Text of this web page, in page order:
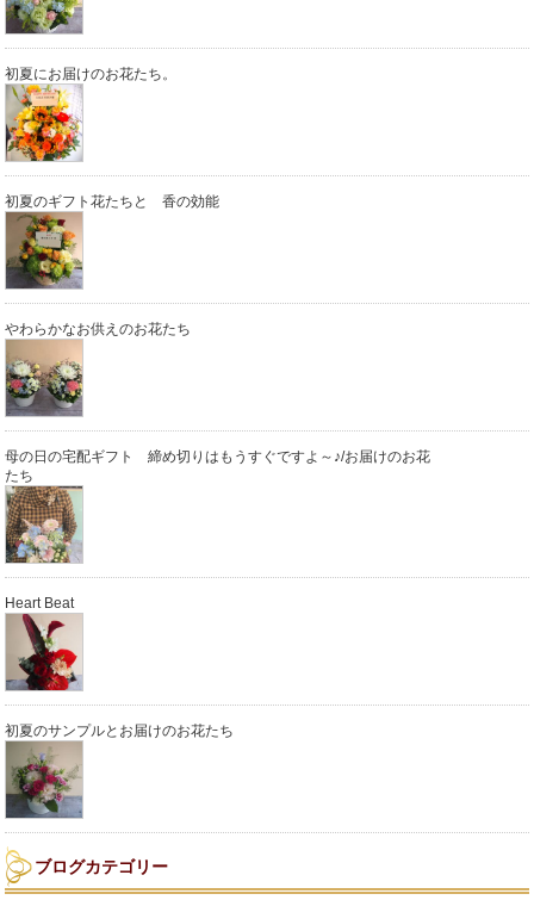
初夏にお届けのお花たち。
初夏のギフト花たちと 香の効能
やわらかなお供えのお花たち
母の日の宅配ギフト 締め切りはもうすぐですよ～♪/お届けのお花
たち
Heart Beat
初夏のサンプルとお届けのお花たち
ブログカテゴリー